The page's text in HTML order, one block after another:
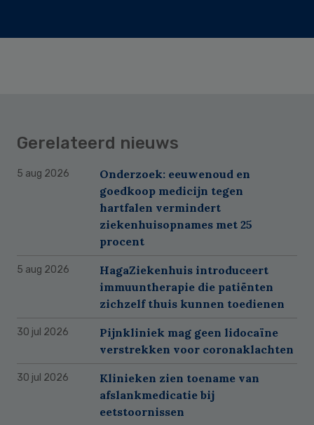
Gerelateerd nieuws
5 aug 2026
Onderzoek: eeuwenoud en
goedkoop medicijn tegen
hartfalen vermindert
ziekenhuisopnames met 25
procent
5 aug 2026
HagaZiekenhuis introduceert
immuuntherapie die patiënten
zichzelf thuis kunnen toedienen
30 jul 2026
Pijnkliniek mag geen lidocaïne
verstrekken voor coronaklachten
30 jul 2026
Klinieken zien toename van
afslankmedicatie bij
eetstoornissen